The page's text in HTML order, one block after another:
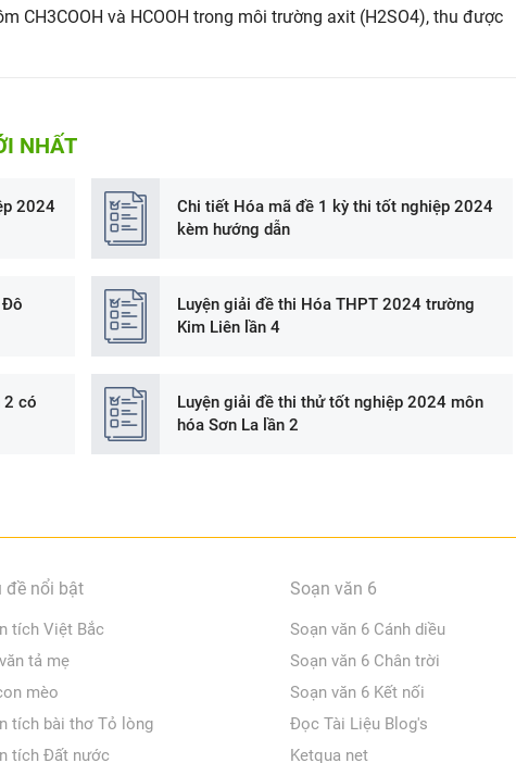
CH3COOH và HCOOH trong môi trường axit (H2SO4), thu được
NHẤT
2024
Chi tiết Hóa mã đề 1 kỳ thi tốt nghiệp 2024
kèm hướng dẫn
Luyện giải đề thi Hóa THPT 2024 trường
Kim Liên lần 4
2 có
Luyện giải đề thi thử tốt nghiệp 2024 môn
hóa Sơn La lần 2
đề nổi bật
tích Việt Bắc
tả mẹ
mèo
tích bài thơ Tỏ lòng
tích Đất nước
Soạn văn 6
Soạn văn 6 Cánh diều
Soạn văn 6 Chân trời
Soạn văn 6 Kết nối
Đọc Tài Liệu Blog's
Ketqua net